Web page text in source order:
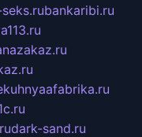
bankaribi.ru
dark-sand.ru